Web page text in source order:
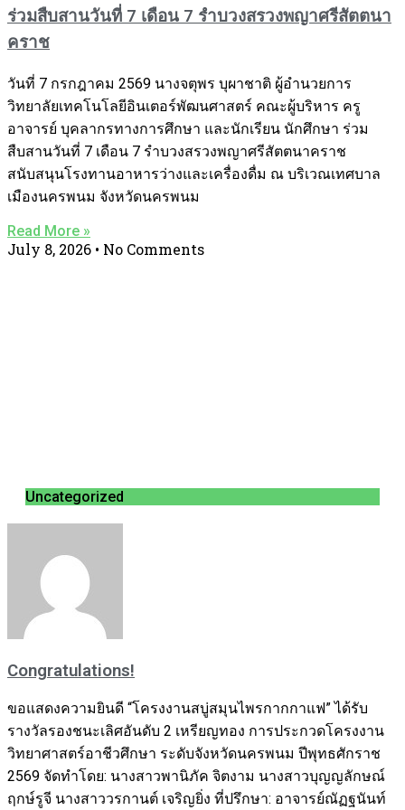
ร่วมสืบสานวันที่ 7 เดือน 7 รำบวงสรวงพญาศรีสัตตนา
คราช
วันที่ 7 กรกฎาคม 2569 นางจตุพร บุผาชาติ ผู้อำนวยการ
วิทยาลัยเทคโนโลยีอินเตอร์พัฒนศาสตร์ คณะผู้บริหาร ครู
อาจารย์ บุคลากรทางการศึกษา และนักเรียน นักศึกษา ร่วม
สืบสานวันที่ 7 เดือน 7 รำบวงสรวงพญาศรีสัตตนาคราช
สนับสนุนโรงทานอาหารว่างและเครื่องดื่ม ณ บริเวณเทศบาล
เมืองนครพนม จังหวัดนครพนม
Read More »
July 8, 2026 No Comments
Uncategorized
Congratulations!
ขอแสดงความยินดี “โครงงานสบู่สมุนไพรกากกาแฟ” ได้รับ
รางวัลรองชนะเลิศอันดับ 2 เหรียญทอง การประกวดโครงงาน
วิทยาศาสตร์อาชีวศึกษา ระดับจังหวัดนครพนม ปีพุทธศักราช
2569 จัดทำโดย: นางสาวพานิภัค จิตงาม นางสาวบุญญลักษณ์
ฤกษ์รูจี นางสาววรกานต์ เจริญยิ่ง ที่ปรึกษา: อาจารย์ณัฏฐนันท์